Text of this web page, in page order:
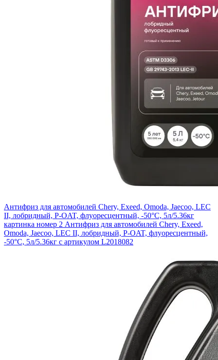
Антифриз для автомобилей Chery, Exeed, Omoda, Jaecoo, LEC
II, лобридный, P-OAT, флуоресцентный, -50°С, 5л/5.36кг
картинка номер 2 Антифриз для автомобилей Chery, Exeed,
Omoda, Jaecoo, LEC II, лобридный, P-OAT, флуоресцентный,
-50°С, 5л/5.36кг с артикулом L2018082